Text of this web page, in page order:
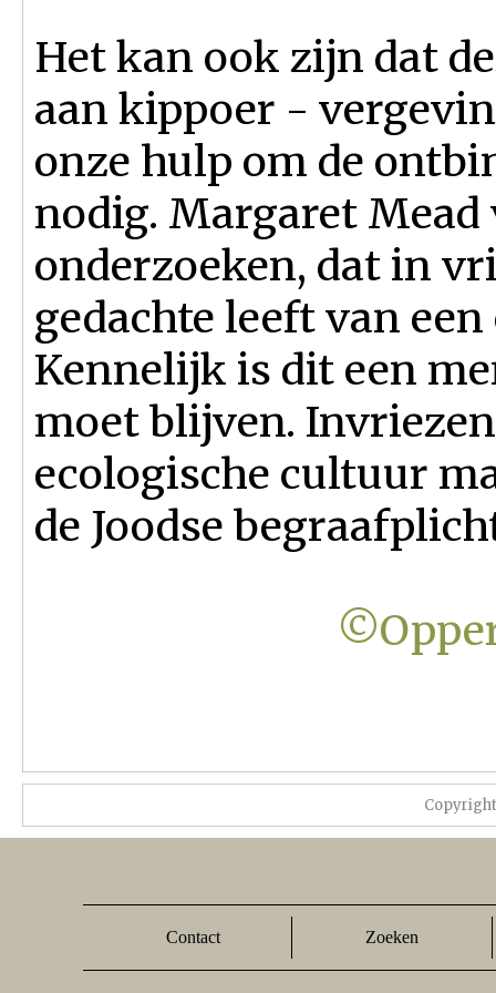
Het kan ook zijn dat
aan kip­poer -
onze hulp om de
nodig. Margaret
onderzoeken, dat in
gedachte leeft van
Kennelijk is dit een
moet blijven.
ecologische cultuur
de Joodse
Contact Zoeken